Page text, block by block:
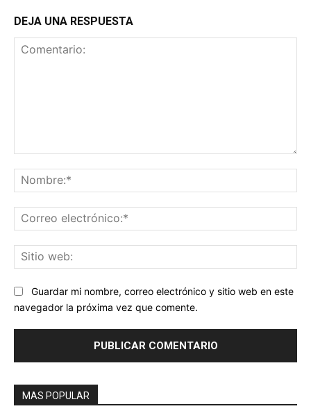
DEJA UNA RESPUESTA
Guardar mi nombre, correo electrónico y sitio web en este
navegador la próxima vez que comente.
MAS POPULAR